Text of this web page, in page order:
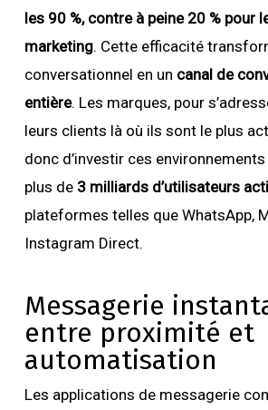
les 90 %, contre à peine 20 % pour
marketing. Cette efficacité
conversationnel en un canal de
entière. Les marques, pour
leurs clients là où ils sont le plus
donc d’investir ces
plus de 3 milliards d’utilisateurs
plateformes telles que WhatsApp,
Instagram Direct.
Messagerie
entre proximité et
automatisation
Les applications de messagerie